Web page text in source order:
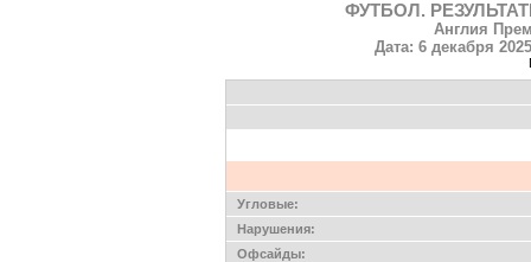
ФУТБОЛ.
Англия
Дата: 6 декабря
Угловые:
Нарушения:
Офсайды: